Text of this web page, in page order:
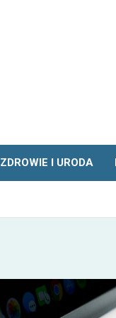
ZDROWIE I URODA